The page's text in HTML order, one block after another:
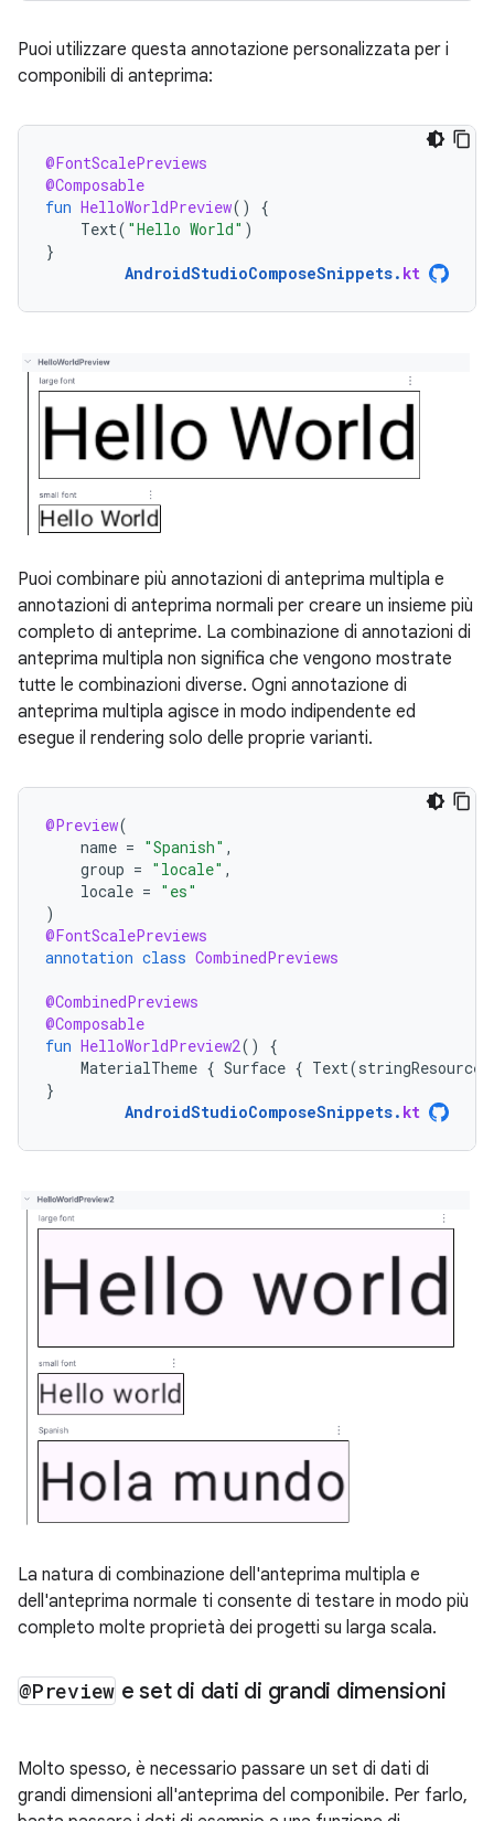
Puoi utilizzare questa annotazione personalizzata per i
componibili di anteprima:
@FontScalePreviews
@Composable
fun HelloWorldPreview()
{
Text( "Hello World" )
}
AndroidStudioComposeSnippets. kt
Puoi combinare più annotazioni di anteprima multipla e
annotazioni di anteprima normali per creare un insieme più
completo di anteprime. La combinazione di annotazioni di
anteprima multipla non significa che vengono mostrate
tutte le combinazioni diverse. Ogni annotazione di
anteprima multipla agisce in modo indipendente ed
esegue il rendering solo delle proprie varianti.
@Preview(
name = "Spanish" ,
group = "locale" ,
locale = "es"
)
@FontScalePreviews
annotation class CombinedPreviews
@CombinedPreviews
@Composable
fun HelloWorldPreview2()
{
MaterialTheme { Surface { Text(stringResource
}
AndroidStudioComposeSnippets. kt
La natura di combinazione dell'anteprima multipla e
dell'anteprima normale ti consente di testare in modo più
completo molte proprietà dei progetti su larga scala.
@Preview e set di dati di grandi dimensioni
Molto spesso, è necessario passare un set di dati di
grandi dimensioni all'anteprima del componibile. Per farlo,